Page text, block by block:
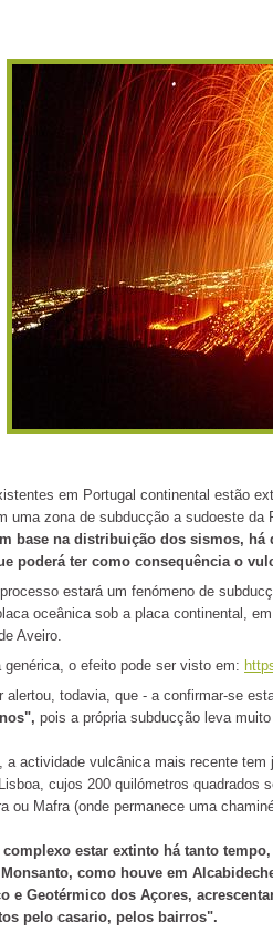
em Portugal continental estão
uma zona de subducção a sudoeste
base na distribuição dos sismos,
poderá ter como consequência o
estará um fenómeno de
oceânica sob a placa continental,
Aveiro.
genérica, o efeito pode ser visto em:
alertou, todavia, que - a confirmar-se
pois a própria subducção leva
a actividade vulcânica mais recente
cujos 200 quilómetros quadrados
ou Mafra (onde permanece uma
complexo estar extinto há tanto
como houve em
e Geotérmico dos Açores,
pelo casario, pelos bairros".